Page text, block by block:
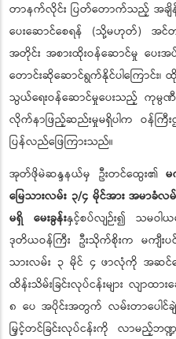
တာနက်လိုင်း ပြတ်တောက်သည့် အချိန်
ပေးဆောင်စေရန် (သို့မဟုတ်) အ
အတိုင်း အစားထိုးဝန်ဆောင်မှု ပေး
တောင်းဆိုဆောင်ရွက်နိုင်ပါကြောင်
သွယ်ရေးဝန်ဆောင်မှုပေးသည့် ကုမ္ပဏီမ
လိုက်နာဖြည့်ဆည်းမှုမရှိပါက ဝန်ကြီးဌ
ပြန်လည်ဖြေကြားသည်။
အုတ်ဖိုမဲဆန္ဒနယ်မှ ဦးတင်ထွေး၏ မ
မြေသားလမ်း ၃/၄ မိုင်အား အမာခံလ
မရှိ မေးခွန်းနှင့်စပ်လျဉ်း၍ သမဝါယ
ဒုတိယဝန်ကြီး ဦးသိုက်စိုးက မကျီးပင်-ဗ
သားလမ်း ၃ မိုင် ၄ ဖာလုံကို အဆင်ပြ
ထိန်းသိမ်းခြင်းလုပ်ငန်းများ လျာထ
၈ ပေ အပိုင်းအတွက် လမ်းတာပေါင်ခ
မြှင့်တင်ခြင်းလုပ်ငန်းကို လာမည့်ဘဏ္